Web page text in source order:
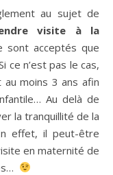
au sujet de
visite à la
sont acceptés que
ce n’est pas le cas,
au moins 3 ans afin
Au delà de
la tranquillité de la
effet, il peut-être
en maternité de